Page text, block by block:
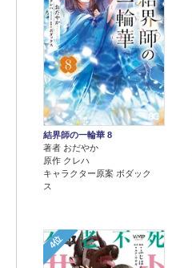
結界師の一輪華 8
著者 おだやか
原作 クレハ
キャラクター原案 ボダック
ス
4位